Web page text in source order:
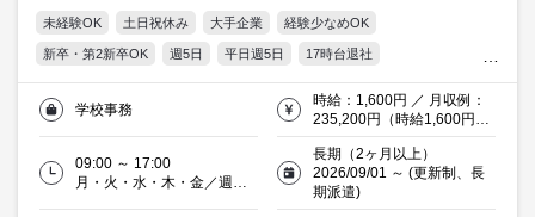
未経験OK 土日祝休み 大手企業 経験少なめOK
新卒・第2新卒OK 週5日 平日週5日 17時台退社
残業5時間以内 残業20時間未満 服装・髪型自由
オフィス禁煙・分煙 学校・教育 20代活躍中
エルダー(50代)活躍中
働く主婦（夫）活躍中 派遣社員就業中
学校事務
時給：1,600円 ／ 月収例：
235,200円（時給1,600円×
実働7時間×月21日）交通費
支給
09:00 ～ 17:00
月・火・水・木・金／週５
長期（2ヶ月以上）
2026/09/01 ～ (更新制、長
期派遣)